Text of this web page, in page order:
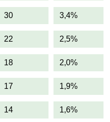
30 3,4%
22 2,5%
18 2,0%
17 1,9%
14 1,6%